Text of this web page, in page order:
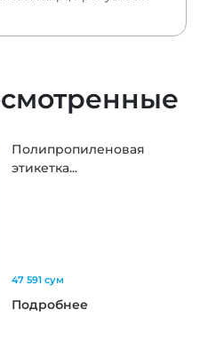
Полипропиленовая
этикетка...
47 591 сум
Подробнее